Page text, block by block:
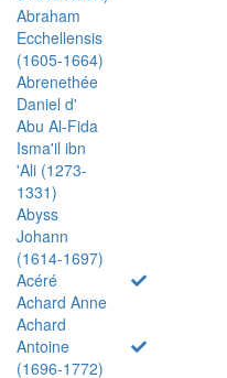
Abraham
Ecchellensis
(1605-1664)
Abrenethée
Daniel d'
Abu Al-Fida
Isma'il ibn
'Ali (1273-
1331)
Abyss
Johann
(1614-1697)
Acéré
Achard Anne
Achard
Antoine
(1696-1772)